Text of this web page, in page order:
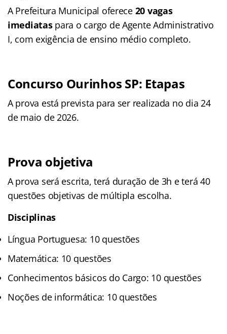
A Prefeitura Municipal oferece 20 vagas
imediataspara o cargo de Agente Administrativo
I, com exigência de ensino médio completo.
Concurso Ourinhos SP: Etapas
A prova está prevista para ser realizada no dia 24
de maio de 2026.
Prova objetiva
A prova será escrita, terá duração de 3h e terá 40
questões objetivas de múltipla escolha.
Disciplinas
Língua Portuguesa: 10 questões
Matemática: 10 questões
Conhecimentos básicos do Cargo: 10 questões
Noções de informática: 10 questões